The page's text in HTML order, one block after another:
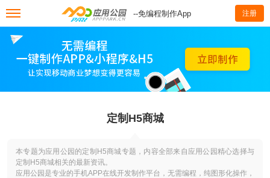
--免编程制作App 注册
定制H5商城
本专题为应用公园的定制H5商城专题，内容全部来自应用公园精心选择与
定制H5商城相关的最新资讯。
应用公园是专业的手机APP在线开发制作平台，无需编程，纯图形化操作，